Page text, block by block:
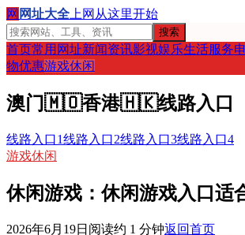
网 网址大全 上网从这里开始
搜索
首页常用网址新闻资讯影视娱乐生活服务
物优惠游戏休闲
澳门🇲🇴香港🇭🇰线路入口
线路入口1线路入口2线路入口3线路入口4
游戏休闲
休闲游戏：休闲游戏入口适
2026年6月19日 阅读约 1 分钟返回首页